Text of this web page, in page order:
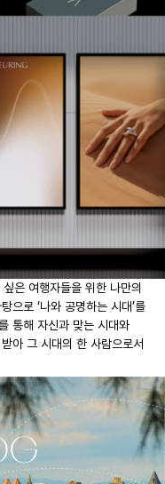
은 여행자들을 위한 나만의
으로 ‘나와 공명하는 시대’를
통해 자신과 맞는 시대와
아 그 시대의 한 사람으로서